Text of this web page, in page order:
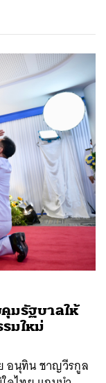
มรัฐบาลให้
มใหม่
อนุทิน ชาญวีรกูล